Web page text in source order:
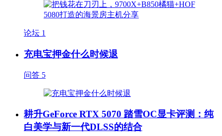
论坛 1
充电宝押金什么时候退
问答 5
耕升GeForce RTX 5070 踏雪OC显卡评测：纯
白美学与新一代DLSS的结合